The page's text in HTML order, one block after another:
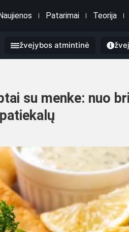
Patarimai Teorija
žvejybos atmintinė
su menke: nuo